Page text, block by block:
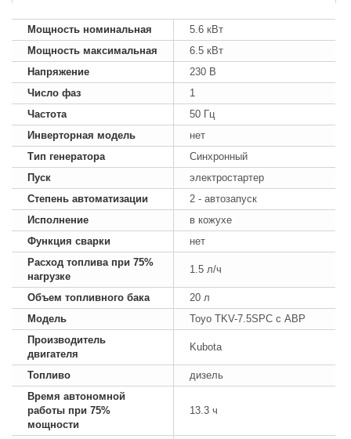
Мощность номинальная
5.6 кВт
Мощность максимальная
6.5 кВт
Напряжение
230 В
Число фаз
1
Частота
50 Гц
Инверторная модель
нет
Тип генератора
Синхронный
Пуск
электростартер
Степень автоматизации
2 - автозапуск
Исполнение
в кожухе
Функция сварки
нет
Расход топлива при 75%
нагрузке
1.5 л/ч
Объем топливного бака
20 л
Модель
Toyo TKV-7.5SPC с АВР
Производитель
двигателя
Kubota
Топливо
дизель
Время автономной
работы при 75%
мощности
13.3 ч